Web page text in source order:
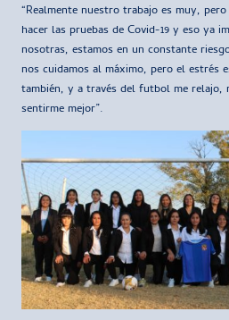
“Realmente nuestro trabajo es muy,
hacer las pruebas de Covid-19 y eso ya
nosotras, estamos en un constante
nos cuidamos al máximo, pero el estrés
también, y a través del futbol me relajo,
sentirme mejor”.